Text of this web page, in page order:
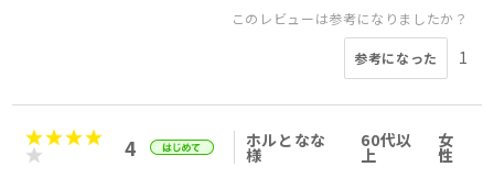
このレビューは参考になりましたか？
参考になった 1
4 ホルとなな
様
60代以
上
女
性